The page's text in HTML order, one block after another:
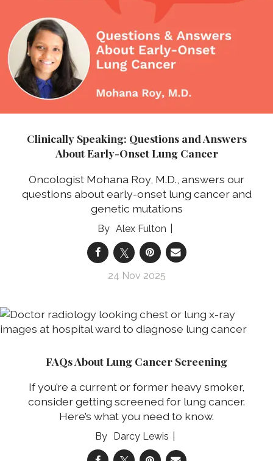
Clinically Speaking: Questions and Answers
About Early-Onset Lung Cancer
Oncologist Mohana Roy, M.D., answers our
questions about early-onset lung cancer and
genetic mutations
Alex Fulton
24 Nov 2025
FAQs About Lung Cancer Screening
If you’re a current or former heavy smoker,
consider getting screened for lung cancer.
Here’s what you need to know.
Darcy Lewis